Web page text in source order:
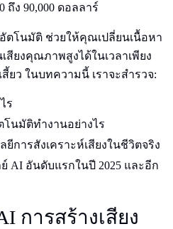
ถึง 90,000 ดอลลาร์
ตโนมัติ ช่วยให้คุณเปลี่ยนเนื้อหา
ยงคุณภาพสูงได้ในเวลาเพียง
ยว ในบทความนี้ เราจะสํารวจ:
ร
โนมัติทํางานอย่างไร
การสังเคราะห์เสียงในชีวิตจริง
AI อันดับแรกในปี 2025 และอีก
การสร้างเสียง